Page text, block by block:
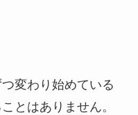
変わり始めている
とはありません。